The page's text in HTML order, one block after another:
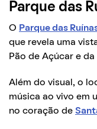
Parque das
O Parque das
que revela uma
Pão de Açúcar e
Além do visual, o
música ao vivo em
no coração de